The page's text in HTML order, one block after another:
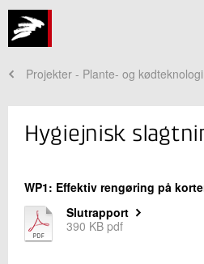
Projekter - Plante- og kødteknologi
Hygiejnisk
WP1: Effektiv rengøring på
Slutrapport
390 KB pdf